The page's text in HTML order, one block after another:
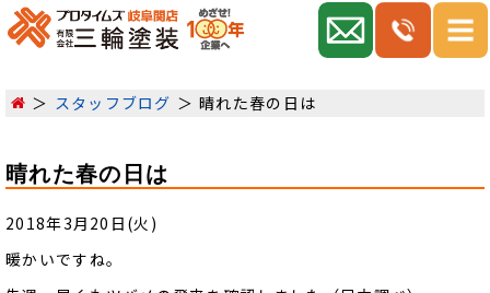
スタッフブログ 晴れた春の日は
晴れた春の日は
2018年3月20日(火)
暖かいですね。